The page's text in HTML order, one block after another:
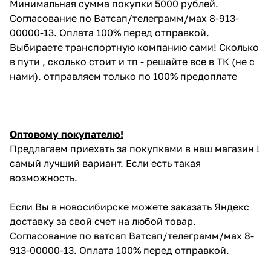
Минимальная сумма покупки 5000 рублей.
Согласование по Ватсап/телеграмм/мах 8-913-
00000-13. Оплата 100% перед отправкой.
Выбираете транспортную компанию сами! Сколько
в пути , сколько стоит и тп - решайте все в ТК (не с
нами). отправляем только по 100% предоплате
Оптовому покупателю!
Предлагаем приехать за покупками в наш магазин !
самый лучший вариант. Если есть такая
возможность.
Если Вы в новосибирске можете заказать Яндекс
доставку за свой счет на любой товар.
Согласование по ватсап Ватсап/телеграмм/мах 8-
913-00000-13. Оплата 100% перед отправкой.